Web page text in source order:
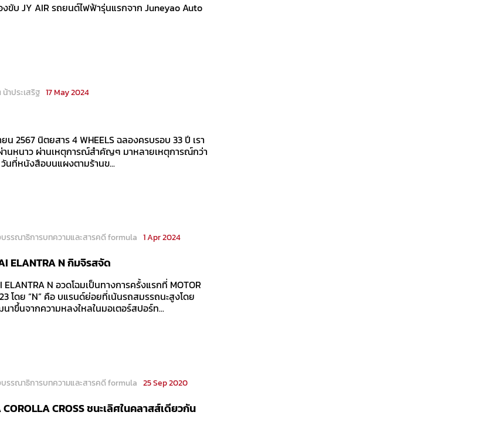
งขับ JY AIR รถยนต์ไฟฟ้ารุ่นแรกจาก Juneyao Auto
าประเสริฐ 17 May 2024
น 2567 นิตยสาร 4 WHEELS ฉลองครบรอบ 33 ปี เรา
านหนาว ผ่านเหตุการณ์สำคัญๆ มาหลายเหตุการณ์กว่า
นที่หนังสือบนแผงตามร้านข...
รรณาธิการบทความและสารคดี formula 1 Apr 2024
ELANTRA N กิมจิรสจัด
ELANTRA N อวดโฉมเป็นทางการครั้งแรกที่ MOTOR
โดย “N” คือ บแรนด์ย่อยที่เน้นรถสมรรถนะสูงโดย
าขึ้นจากความหลงใหลในมอเตอร์สปอร์ท...
รรณาธิการบทความและสารคดี formula 25 Sep 2020
COROLLA CROSS ชนะเลิศในคลาสส์เดียวกัน